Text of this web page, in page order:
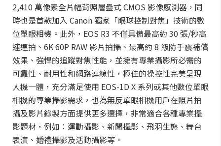
2,410 萬像素全片幅背照層疊式 CMOS 影像感測器，同
時也是首款加入 Canon 獨家「眼球控制對焦」技術的數
位單眼相機。此外，EOS R3 不僅具備最高約 30 張/秒高
速連拍、6K 60P RAW 影片拍攝、最高約 8 級防手震補償
效果、強悍的追蹤對焦性能，並擁有專業攝影所必需的
可靠性、耐用性和網路連線性，極佳的操控性完美呈現
人機一體，充分滿足使用 EOS-1D X 系列或其他數位單眼
相機的專業攝影需求，也為無反單眼相機用戶在照片拍
攝及影片錄製方面提供更多選擇，非常適合各種專業攝
影題材，例如：運動攝影、新聞攝影、飛羽生態、舞台
表演、婚禮攝影及活動攝影等。